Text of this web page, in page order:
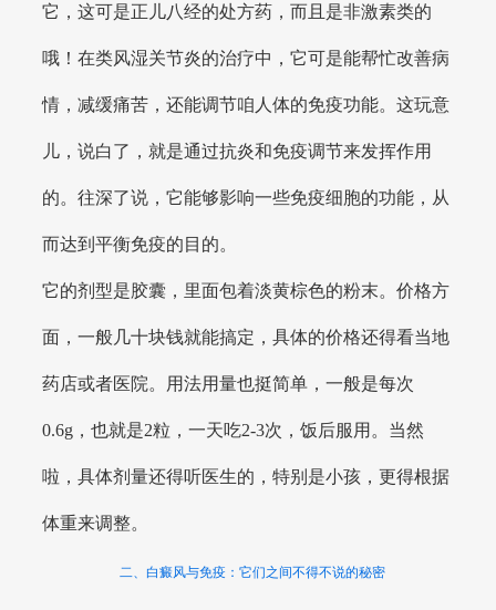
它，这可是正儿八经的处方药，而且是非激素类的
哦！在类风湿关节炎的治疗中，它可是能帮忙改善病
情，减缓痛苦，还能调节咱人体的免疫功能。这玩意
儿，说白了，就是通过抗炎和免疫调节来发挥作用
的。往深了说，它能够影响一些免疫细胞的功能，从
而达到平衡免疫的目的。
它的剂型是胶囊，里面包着淡黄棕色的粉末。价格方
面，一般几十块钱就能搞定，具体的价格还得看当地
药店或者医院。用法用量也挺简单，一般是每次
0.6g，也就是2粒，一天吃2-3次，饭后服用。当然
啦，具体剂量还得听医生的，特别是小孩，更得根据
体重来调整。
二、白癜风与免疫：它们之间不得不说的秘密